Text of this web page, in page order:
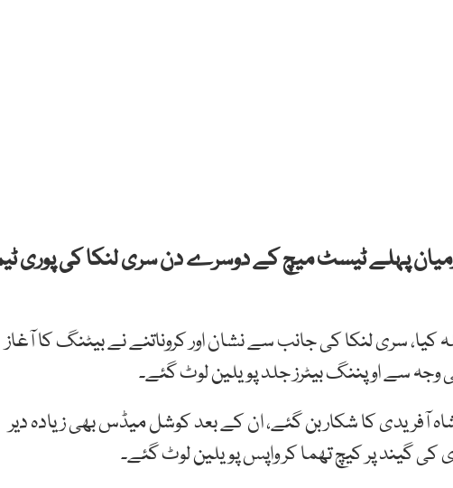
پہلے ٹیسٹ میچ کے دوسرے دن سری لنکا کی پوری
سری لنکا کی جانب سے نشان اور کروناتنے نے بیٹنگ کا آغاز
وجہ سے اوپننگ بیٹرز جلد پویلین لوٹ گئے۔
29 رنز بنا کر شاہین شاہ آفریدی کا شکار بن گئے، ان کے بعد کوشل میڈس بھی زیادہ دیر